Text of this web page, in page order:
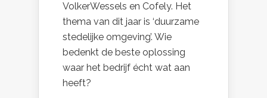
VolkerWessels en Cofely. Het
thema van dit jaar is ‘duurzame
stedelijke omgeving’. Wie
bedenkt de beste oplossing
waar het bedrijf écht wat aan
heeft?